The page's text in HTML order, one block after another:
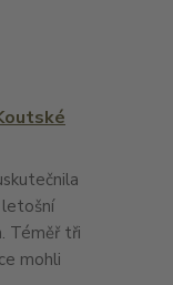
Téměř tři
mohli